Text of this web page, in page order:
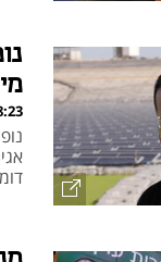
05.08.26
דומה